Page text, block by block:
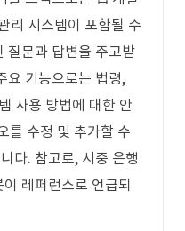
리 시스템이 포함될 수
질문과 답변을 주고받
요 기능으로는 법령,
사용 방법에 대한 안
를 수정 및 추가할 수
다. 참고로, 시중 은행
레퍼런스로 언급되